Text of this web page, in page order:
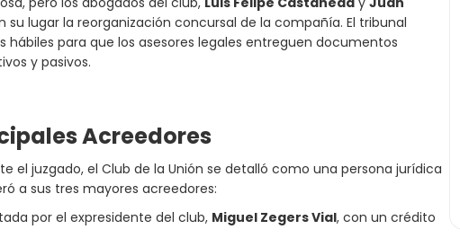
su lugar la reorganización concursal de la compañía. El tribunal
hábiles para que los asesores legales entreguen documentos
y pasivos.
Acreedores
el juzgado, el Club de la Unión se detalló como una persona jurídica
a sus tres mayores acreedores:
por el expresidente del club, Miguel Zegers Vial, con un crédito